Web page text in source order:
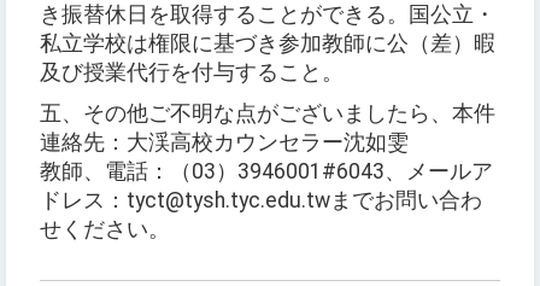
き振替休日を取得することができる。国公立・
私立学校は権限に基づき参加教師に公（差）暇
及び授業代行を付与すること。
五、その他ご不明な点がございましたら、本件
連絡先：大渓高校カウンセラー沈如雯
教師、電話：（03）3946001#6043、メールア
ドレス：tyct@tysh.tyc.edu.twまでお問い合わ
せください。